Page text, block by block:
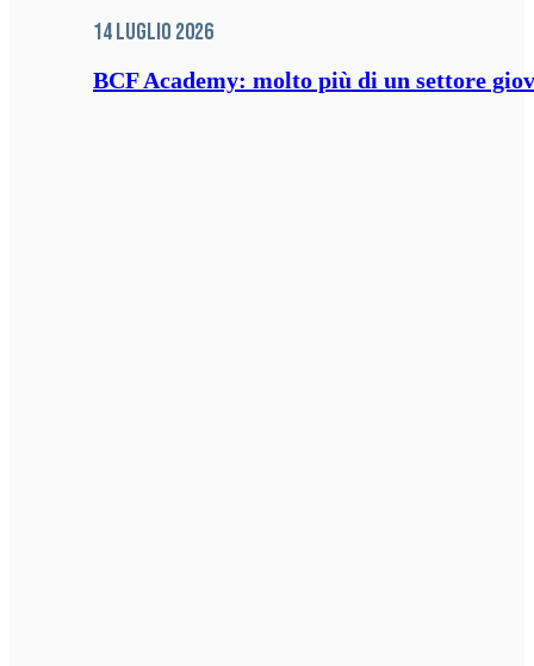
14 Luglio 2026
BCF Academy: molto più di un settore